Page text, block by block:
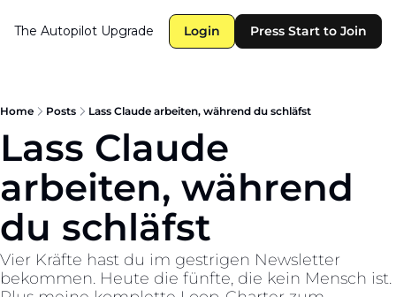
The Autopilot Upgrade Login Press Start to Join
Home Posts Lass Claude arbeiten, während du schläfst
Lass Claude
arbeiten, während
du schläfst
Vier Kräfte hast du im gestrigen Newsletter
bekommen. Heute die fünfte, die kein Mensch ist.